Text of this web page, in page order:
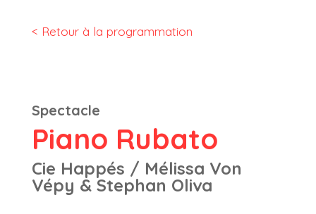
< Retour à la programmation
Spectacle
Piano Rubato
Cie Happés / Mélissa Von
Vépy & Stephan Oliva